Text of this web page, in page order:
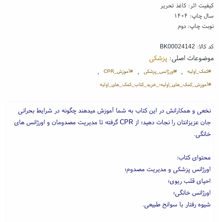
کیفیت اثر: کاغذ تحریر
سال چاپ: ۱۴۰۴
نوبت چاپ: دوم
کد کالا: BK00024142
موضوعات اصلی:پزشکی
#کمک_اولیه ، #اورژانس_پزشکی ، #آموزش_CPR ،
#آموزش_کمک_های_اولیه؛_خرید_کتاب_کمک_های_اولیه
نخعی و همکارانش در این کتاب به شما آموزش میدهند چگونه در شرایط بحرانی
جان عزیزانتان را نجات دهید؛ از CPR گرفته تا مدیریت مصدومان و اورژانس های
خانگی.
محتوای کتاب:
اورژانس پزشکی و مدیریت مصدوم؛
احیای قلب ریوی؛
اورژانس خانگی؛
شیوه رفتار با سوانح طبیعی.